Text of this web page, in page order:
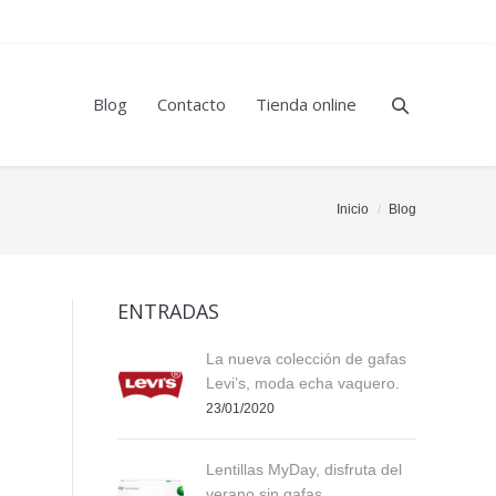
Blog Contacto Tienda online
Inicio Blog
ENTRADAS
La nueva colección de gafas
Levi’s, moda echa vaquero.
23/01/2020
Lentillas MyDay, disfruta del